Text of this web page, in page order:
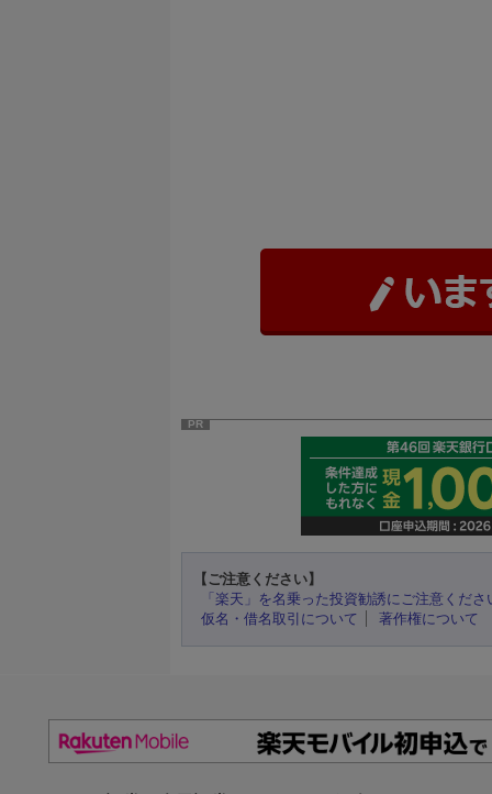
PR
【ご注意ください】
「楽天」を名乗った投資勧誘にご注意くださ
仮名・借名取引について
著作権について